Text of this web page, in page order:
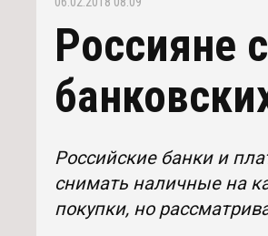
Россияне
Российские банки и
снимать наличные на
покупки, но